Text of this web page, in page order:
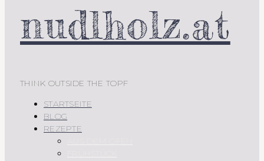
nudlholz.at
THINK OUTSIDE THE TOPF
STARTSEITE
BLOG
REZEPTE